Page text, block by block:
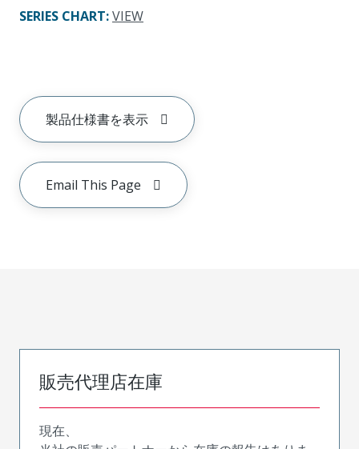
SERIES CHART:VIEW
製品仕様書を表示
Email This Page
販売代理店在庫
現在、